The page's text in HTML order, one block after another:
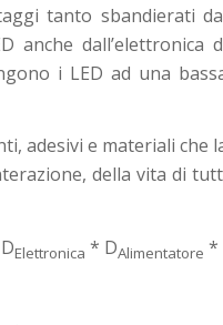
tanto sbandierati
anche dall’elettronica
i LED ad una
adesivi e materiali che
della vita di
Elettronica * DAlimentatore *